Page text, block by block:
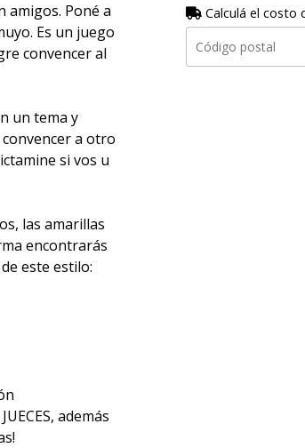
amigos. Poné a
Es un juego
convencer al
un tema y
a otro
si vos u
las amarillas
encontrarás
este estilo:
además
Calculá el costo